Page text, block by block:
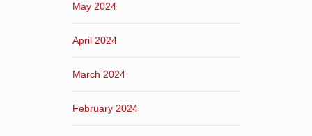
May 2024
April 2024
March 2024
February 2024